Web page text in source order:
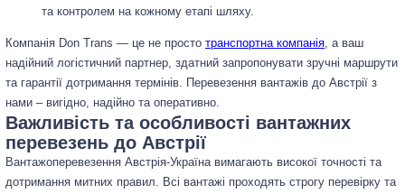
та контролем на кожному етапі шляху.
Компанія Don Trans — це не просто транспортна компанія, а ваш
надійний логістичний партнер, здатний запропонувати зручні маршрути
та гарантії дотримання термінів. Перевезення вантажів до Австрії з
нами – вигідно, надійно та оперативно.
Важливість та особливості вантажних
перевезень до Австрії
Вантажоперевезення Австрія-Україна вимагають високої точності та
дотримання митних правил. Всі вантажі проходять строгу перевірку та